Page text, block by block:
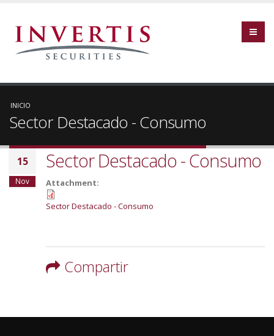
INICIO
Sector Destacado - Consumo
15
Nov
Sector Destacado - Consumo
Attachment:
Sector Destacado - Consumo
Compartir